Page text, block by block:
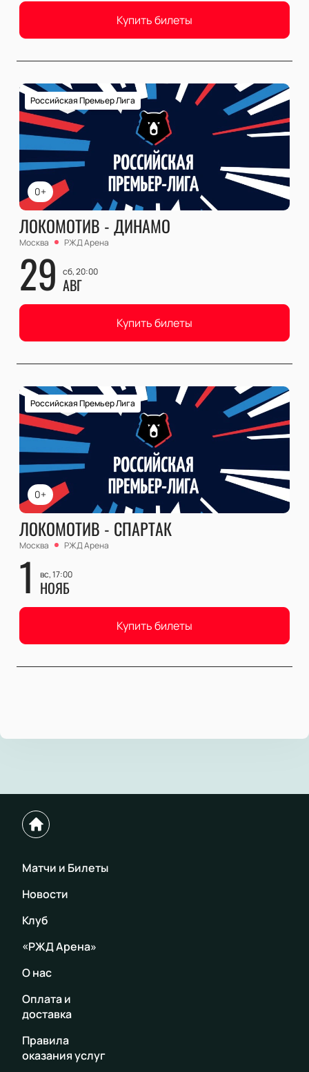
Купить билеты
0+
Российская Премьер Лига
ЛОКОМОТИВ - ДИНАМО
Москва РЖД Арена
29 сб, 20:00
АВГ
Купить билеты
0+
Российская Премьер Лига
ЛОКОМОТИВ - СПАРТАК
Москва РЖД Арена
1 вс, 17:00
НОЯБ
Купить билеты
Матчи и Билеты
Новости
Клуб
«РЖД Арена»
О нас
Оплата и
доставка
Правила
оказания услуг